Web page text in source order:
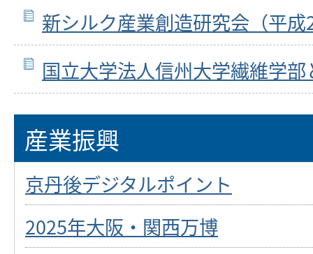
新シルク産業創造研究会（平
国立大学法人信州大学繊維学
産業振興
京丹後デジタルポイント
2025年大阪・関西万博